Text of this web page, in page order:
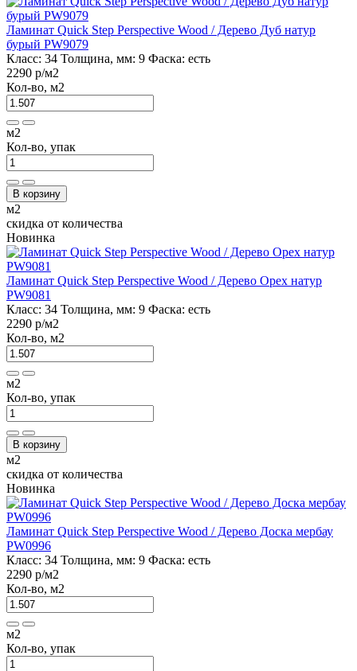
Ламинат Quick Step Perspective Wood / Дерево Дуб натур
бурый PW9079
Класс: 34 Толщина, мм: 9 Фаска: есть
2290 р/м2
Кол-во, м2
м2
Кол-во, упак
В корзину
м2
скидка от количества
Новинка
Ламинат Quick Step Perspective Wood / Дерево Орех натур
PW9081
Класс: 34 Толщина, мм: 9 Фаска: есть
2290 р/м2
Кол-во, м2
м2
Кол-во, упак
В корзину
м2
скидка от количества
Новинка
Ламинат Quick Step Perspective Wood / Дерево Доска мербау
PW0996
Класс: 34 Толщина, мм: 9 Фаска: есть
2290 р/м2
Кол-во, м2
м2
Кол-во, упак